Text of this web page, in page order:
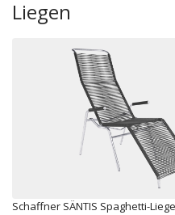
Liegen
Schaffner SÄNTIS Spaghetti-Liege